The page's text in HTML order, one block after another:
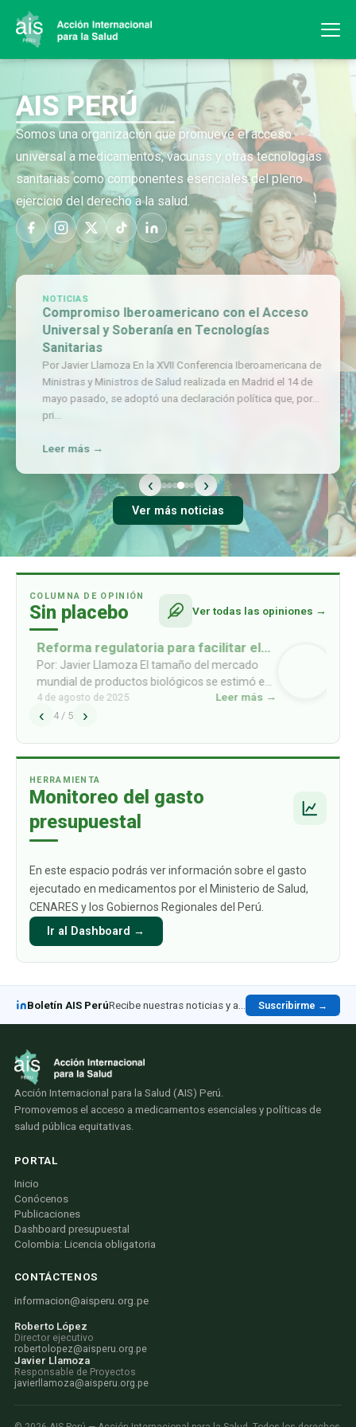
AIS PERÚ
Somos una organización que promueve el acceso
universal a medicamentos, vacunas y otras tecnologías
sanitarias como componentes esenciales del pleno
ejercicio del derecho a la salud.
NOTICIAS
Compromiso Iberoamericano con el Acceso
Universal y Soberanía en Tecnologías
Sanitarias
Por Javier Llamoza En la XVII Conferencia Iberoamericana de
Ministras y Ministros de Salud realizada en Madrid el 14 de
mayo pasado, se adoptó una declaración política que, por
pri…
Leer más →
‹ ›
Ver más noticias
COLUMNA DE OPINIÓN
Sin placebo Ver todas las opiniones →
Reforma regulatoria para facilitar el
acceso a biosimilares
Por: Javier Llamoza El tamaño del mercado
mundial de productos biológicos se estimó en
USD 461mil millones en 2022, y se prevé que
alcance los USD 1009 mil millones para 2030.
4 de agosto de 2025 Leer más →
‹ 4 / 5 ›
HERRAMIENTA
Monitoreo del gasto
presupuestal
En este espacio podrás ver información sobre el gasto
ejecutado en medicamentos por el Ministerio de Salud,
CENARES y los Gobiernos Regionales del Perú.
Ir al Dashboard →
Boletín AIS PerúRecibe nuestras noticias y análisis en LinkedIn Suscribirme →
Acción Internacional para la Salud (AIS) Perú.
Promovemos el acceso a medicamentos esenciales y políticas de
salud pública equitativas.
PORTAL
Inicio
Conócenos
Publicaciones
Dashboard presupuestal
Colombia: Licencia obligatoria
CONTÁCTENOS
informacion@aisperu.org.pe
Roberto López
Director ejecutivo
robertolopez@aisperu.org.pe
Javier Llamoza
Responsable de Proyectos
javierllamoza@aisperu.org.pe